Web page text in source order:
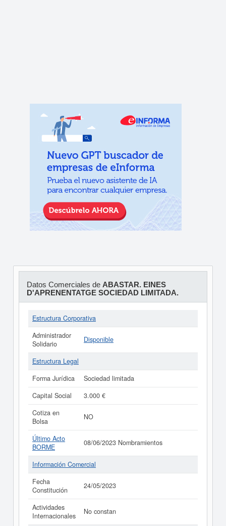
Datos Comerciales de ABASTAR. EINES
D'APRENENTATGE SOCIEDAD LIMITADA.
Estructura Corporativa
Administrador
Solidario
Disponible
Estructura Legal
Forma Jurídica
Sociedad limitada
Capital Social
3.000 €
Cotiza en
Bolsa
NO
Último Acto
BORME
08/06/2023 Nombramientos
Información Comercial
Fecha
Constitución
24/05/2023
Actividades
Internacionales
No constan